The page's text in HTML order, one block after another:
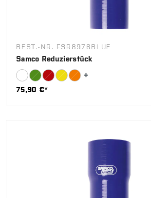
BEST.-NR. FSR8976BLUE
Samco Reduzierstück
75,90 €*